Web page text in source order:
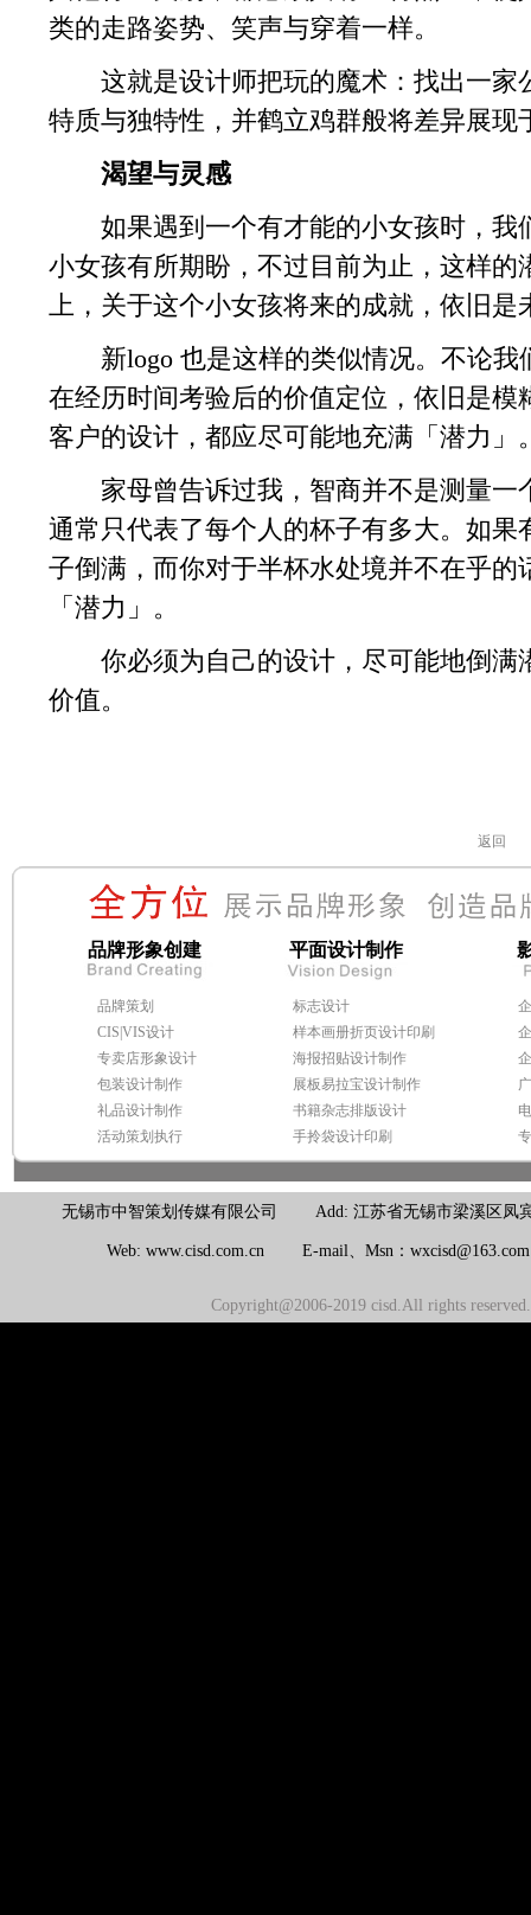
类的走路姿势、笑声与穿着一样。
这就是设计师把玩的魔术：找出一家
特质与独特性，并鹤立鸡群般将差异展现
渴望与灵感
如果遇到一个有才能的小女孩时，我
小女孩有所期盼，不过目前为止，这样
上，关于这个小女孩将来的成就，依旧是
新logo 也是这样的类似情况。不论我
在经历时间考验后的价值定位，依旧是
客户的设计，都应尽可能地充满「潜力」
家母曾告诉过我，智商并不是测量一
通常只代表了每个人的杯子有多大。如
子倒满，而你对于半杯水处境并不在乎
「潜力」。
你必须为自己的设计，尽可能地倒满
价值。
返回
品牌形象创建 平面设计制作
品牌策划
CIS|VIS设计
专卖店形象设计
包装设计制作
礼品设计制作
活动策划执行
标志设计
样本画册折页设计印刷
海报招贴设计制作
展板易拉宝设计制作
书籍杂志排版设计
手拎袋设计印刷
无锡市中智策划传媒有限公司 Add: 江苏省无锡市梁溪区凤
Web: www.cisd.com.cn E-mail、Msn：
Copyright@2006-2019 cisd.All rights